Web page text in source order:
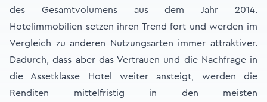
des Gesamtvolumens aus dem Jahr 2014.
Hotelimmobilien setzen ihren Trend fort und werden im
Vergleich zu anderen Nutzungsarten immer attraktiver.
Dadurch, dass aber das Vertrauen und die Nachfrage in
die Assetklasse Hotel weiter ansteigt, werden die
Renditen mittelfristig in den meisten